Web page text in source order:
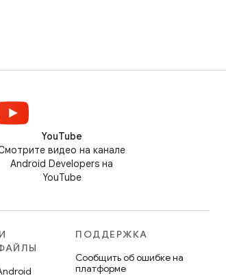
YouTube
видео на канале
Android Developers на
YouTube
ПОДДЕРЖКА
Сообщить об ошибке на
платформе